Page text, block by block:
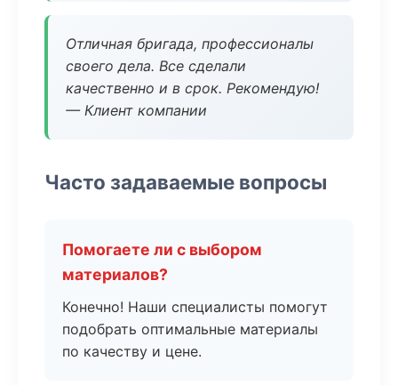
Отличная бригада, профессионалы
своего дела. Все сделали
качественно и в срок. Рекомендую!
— Клиент компании
Часто задаваемые вопросы
Помогаете ли с выбором
материалов?
Конечно! Наши специалисты помогут
подобрать оптимальные материалы
по качеству и цене.